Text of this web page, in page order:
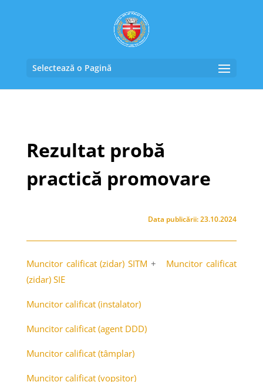
Selectează o Pagină
Rezultat probă
practică promovare
Data publicării: 23.10.2024
Muncitor calificat (zidar) SITM + Muncitor calificat
(zidar) SIE
Muncitor calificat (instalator)
Muncitor calificat (agent DDD)
Muncitor calificat (tâmplar)
Muncitor calificat (vopsitor)